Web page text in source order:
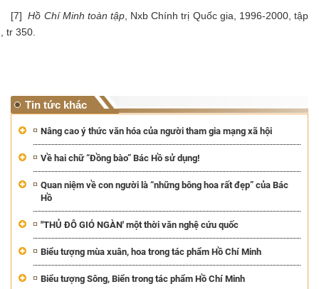
Hồ Chí Minh toàn tập, Nxb Chính trị Quốc gia, 1996-2000, tập
tr 350.
Tin tức khác
Nâng cao ý thức văn hóa của người tham gia mạng xã hội
Về hai chữ “Đồng bào” Bác Hồ sử dụng!
Quan niệm về con người là “những bông hoa rất đẹp” của Bác
Hồ
"THỦ ĐÔ GIÓ NGÀN' một thời văn nghệ cứu quốc
Biểu tượng mùa xuân, hoa trong tác phẩm Hồ Chí Minh
Biểu tượng Sông, Biển trong tác phẩm Hồ Chí Minh